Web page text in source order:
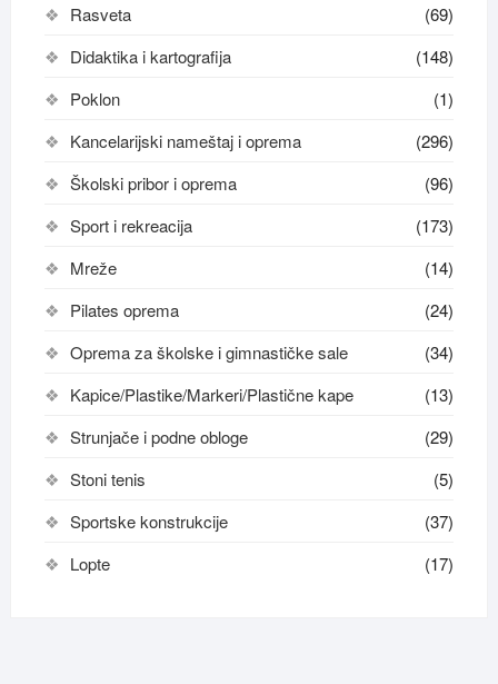
Rasveta
(69)
Didaktika i kartografija
(148)
Poklon
(1)
Kancelarijski nameštaj i oprema
(296)
Školski pribor i oprema
(96)
Sport i rekreacija
(173)
Mreže
(14)
Pilates oprema
(24)
Oprema za školske i gimnastičke sale
(34)
Kapice/Plastike/Markeri/Plastične kape
(13)
Strunjače i podne obloge
(29)
Stoni tenis
(5)
Sportske konstrukcije
(37)
Lopte
(17)